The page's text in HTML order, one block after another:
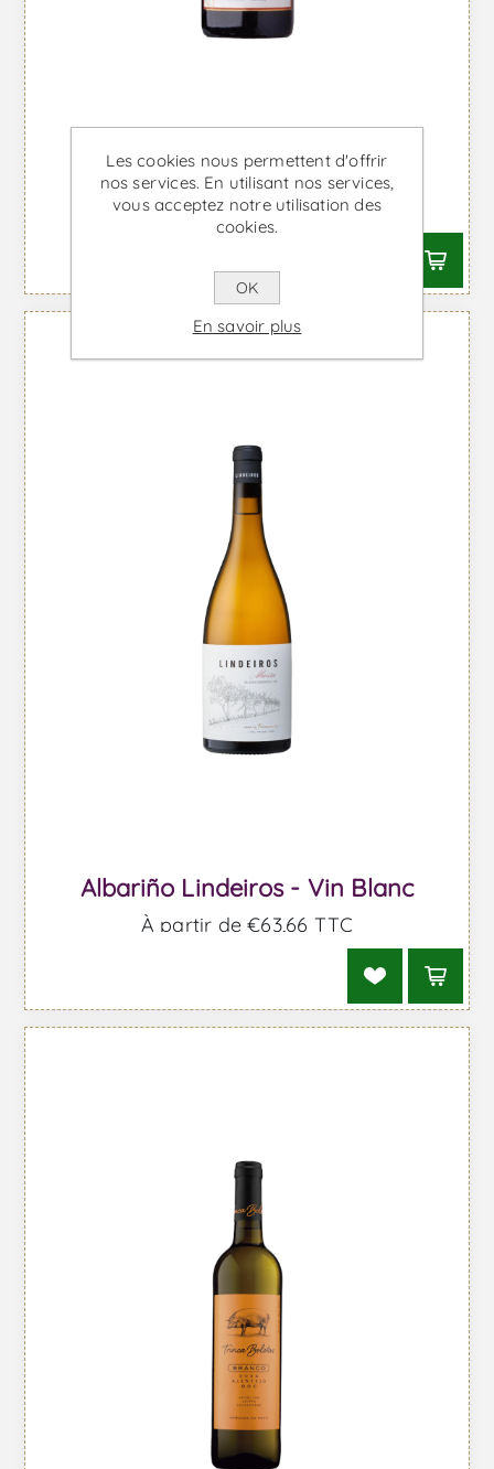
Primeiro Nome - Vin Rouge
À partir de €27,87 TTC
Albariño Lindeiros - Vin Blanc
À partir de €63,66 TTC
Les cookies nous permettent d'offrir
nos services. En utilisant nos services,
vous acceptez notre utilisation des
cookies.
OK
En savoir plus